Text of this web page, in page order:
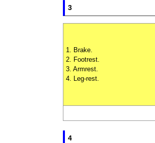
3
1. Brake.
2. Footrest.
3. Armrest.
4. Leg-rest.
4